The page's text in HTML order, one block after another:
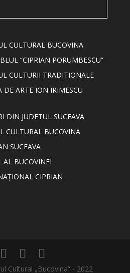
CULTURAL BUCOVINA
“CIPRIAN PORUMBESCU”
CULTURII TRADITIONALE
ARTE ION IRIMESCU
DIN JUDETUL SUCEAVA
CULTURAL BUCOVINA
SUCEAVA
BUCOVINEI
CIPRIAN
Cultural „Bucovina” - 2022